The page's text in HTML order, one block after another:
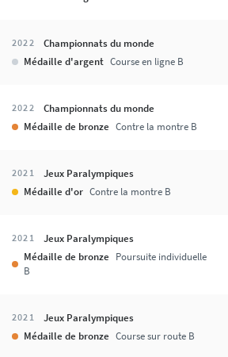
2022 Championnats du monde
Médaille d'argent Course en ligne B
2022 Championnats du monde
Médaille de bronze Contre la montre B
2021 Jeux Paralympiques
Médaille d'or Contre la montre B
2021 Jeux Paralympiques
Médaille de bronze Poursuite individuelle
B
2021 Jeux Paralympiques
Médaille de bronze Course sur route B